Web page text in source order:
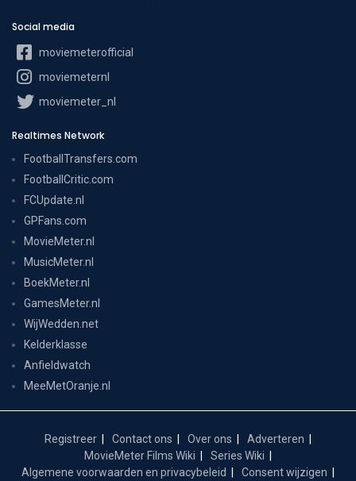
Social media
moviemeterofficial
moviemeternl
moviemeter_nl
Realtimes Network
FootballTransfers.com
FootballCritic.com
FCUpdate.nl
GPFans.com
MovieMeter.nl
MusicMeter.nl
BoekMeter.nl
GamesMeter.nl
WijWedden.net
Kelderklasse
Anfieldwatch
MeeMetOranje.nl
Registreer Contact ons Over ons
Adverteren
MovieMeter Films Wiki
Series Wiki
Algemene voorwaarden en privacybeleid
Consent wijzigen